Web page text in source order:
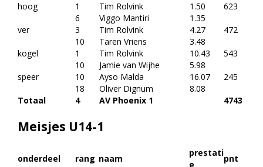
hoog 1 Tim Rolvink 1.50
623
6
Viggo Mantiri
1.35
ver
3 Tim Rolvink 4.27
472
10
Taren Vriens
3.48
kogel
1 Tim Rolvink 10.43
543
10
Jamie van Wijhe
5.98
speer
10 Ayso Malda 16.07
245
18
Oliver Dignum
8.08
Totaal
4 AV Phoenix 1 4743
Meisjes U14-1
onderdeel rang naam
prestati
e
pnt